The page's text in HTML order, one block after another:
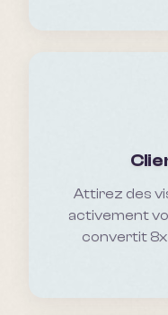
Attirez des
activement
convertit 8x